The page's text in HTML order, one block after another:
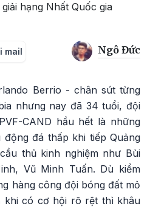
hạng Nhất Quốc gia
mail Ngô Đức
Berrio - chân sút từng
nhưng nay đã 34 tuổi, đội
CAND hầu hết là những
đá thấp khi tiếp Quảng
thủ kinh nghiệm như Bùi
Vũ Minh Tuấn. Dù kiểm
hàng công đội bóng đất mỏ
khi có cơ hội rõ rệt thì khâu